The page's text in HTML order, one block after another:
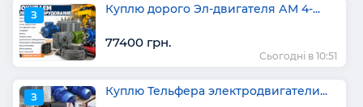
З Куплю дорого Эл-двигателя АМ 4-...
77400 грн.
Сьогодні в 10:51
З Куплю Тельфера электродвигатели...